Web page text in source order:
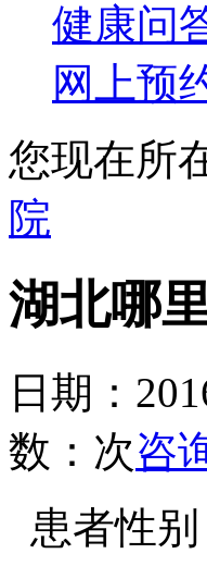
健康问
网上预
您现在所
院
湖北哪
日期：
数： 次咨
患者性